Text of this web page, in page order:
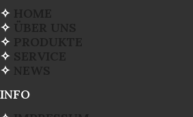
✧
✧
✧
✧
✧
INFO